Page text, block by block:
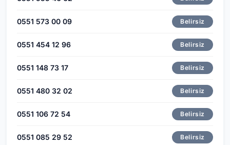
0551 573 00 09 Belirsiz
0551 454 12 96 Belirsiz
0551 148 73 17 Belirsiz
0551 480 32 02 Belirsiz
0551 106 72 54 Belirsiz
0551 085 29 52 Belirsiz